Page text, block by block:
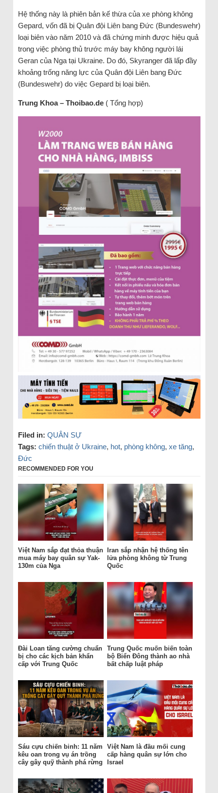
Hệ thống này là phiên bản kế thừa của xe phòng không
Gepard, vốn đã bị Quân đội Liên bang Đức (Bundeswehr)
loại biên vào năm 2010 và đã chứng minh được hiệu quả
trong việc phòng thủ trước máy bay không người lái
Geran của Nga tại Ukraine. Do đó, Skyranger đã lấp đầy
khoảng trống năng lực của Quân đội Liên bang Đức
(Bundeswehr) do việc Gepard bị loại biên.
Trung Khoa – Thoibao.de( Tổng hợp)
Filed in: QUÂN SỰ
Tags: chiến thuật ở Ukraine, hot, phòng không, xe tăng,
Đức
RECOMMENDED FOR YOU
Việt Nam sắp đạt thỏa thuận
mua máy bay quân sự Yak-
130m của Nga
Iran sắp nhận hệ thống tên
lửa phòng không từ Trung
Quốc
Đài Loan tăng cường chuẩn
bị cho các kịch bản khẩn
cấp với Trung Quốc
Trung Quốc muốn biến toàn
bộ Biển Đông thành ao nhà
bất chấp luật pháp
Sáu cựu chiến binh: 11 năm
kêu oan trong vụ án trồng
cây gây quỹ thành phá rừng
Việt Nam là đầu mối cung
cấp hàng quân sự lớn cho
Israel